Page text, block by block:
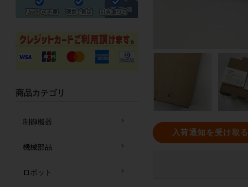
入荷通知を受け取る
商品カテゴリ
制御機器
機械部品
ロボット